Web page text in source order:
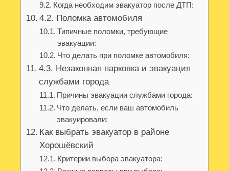
Когда необходим эвакуатор после ДТП:
4.2. Поломка автомобиля
Типичные поломки, требующие
эвакуации:
Что делать при поломке автомобиля:
4.3. Незаконная парковка и эвакуация
службами города
Причины эвакуации службами города:
Что делать, если ваш автомобиль
эвакуировали:
Как выбрать эвакуатор в районе
Хорошёвский
Критерии выбора эвакуатора: